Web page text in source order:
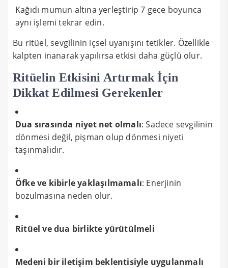
Kağıdı mumun altına yerleştirip 7 gece boyunca
aynı işlemi tekrar edin.
Bu ritüel, sevgilinin içsel uyanışını tetikler. Özellikle
kalpten inanarak yapılırsa etkisi daha güçlü olur.
Ritüelin Etkisini Artırmak İçin
Dikkat Edilmesi Gerekenler
Dua sırasında niyet net olmalı: Sadece sevgilinin
dönmesi değil, pişman olup dönmesi niyeti
taşınmalıdır.
Öfke ve kibirle yaklaşılmamalı: Enerjinin
bozulmasına neden olur.
Ritüel ve dua birlikte yürütülmeli
Medeni bir iletişim beklentisiyle uygulanmalı